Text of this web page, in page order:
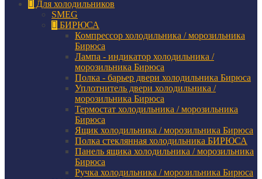
Для холодильников
SMEG
БИРЮСА
Компрессор холодильника / морозильника
Бирюса
Лампа - индикатор холодильника /
морозильника Бирюса
Полка - барьер двери холодильника Бирюса
Уплотнитель двери холодильника /
морозильника Бирюса
Термостат холодильника / морозильника
Бирюса
Ящик холодильника / морозильника Бирюса
Полка стеклянная холодильника БИРЮСА
Панель ящика холодильника / морозильника
Бирюса
Ручка холодильника / морозильника Бирюса